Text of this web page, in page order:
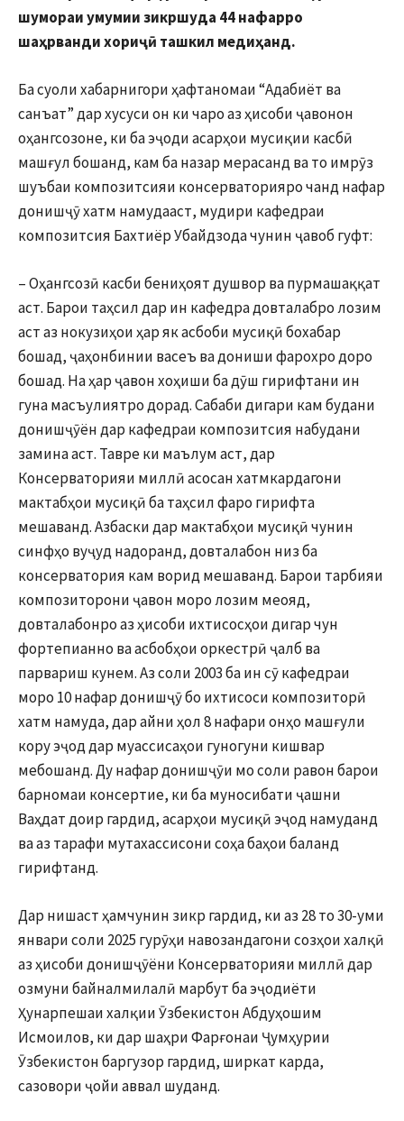
шумораи умумии зикршуда 44 нафарро
шаҳрванди хориҷӣ ташкил медиҳанд.
Ба суоли хабарнигори ҳафтаномаи “Адабиёт ва
санъат” дар хусуси он ки чаро аз ҳисоби ҷавонон
оҳангсозоне, ки ба эҷоди асарҳои мусиқии касбӣ
машғул бошанд, кам ба назар мерасанд ва то имрӯз
шуъбаи композитсияи консерваторияро чанд нафар
донишҷӯ хатм намудааст, мудири кафедраи
композитсия Бахтиёр Убайдзода чунин ҷавоб гуфт:
– Оҳангсозӣ касби бениҳоят душвор ва пурмашаққат
аст. Барои таҳсил дар ин кафедра довталабро лозим
аст аз нокузиҳои ҳар як асбоби мусиқӣ бохабар
бошад, ҷаҳонбинии васеъ ва дониши фарохро доро
бошад. На ҳар ҷавон хоҳиши ба дӯш гирифтани ин
гуна масъулиятро дорад. Сабаби дигари кам будани
донишҷӯён дар кафедраи композитсия набудани
замина аст. Тавре ки маълум аст, дар
Консерваторияи миллӣ асосан хатмкардагони
мактабҳои мусиқӣ ба таҳсил фаро гирифта
мешаванд. Азбаски дар мактабҳои мусиқӣ чунин
синфҳо вуҷуд надоранд, довталабон низ ба
консерватория кам ворид мешаванд. Барои тарбияи
композиторони ҷавон моро лозим меояд,
довталабонро аз ҳисоби ихтисосҳои дигар чун
фортепианно ва асбобҳои оркестрӣ ҷалб ва
парвариш кунем. Аз соли 2003 ба ин сӯ кафедраи
моро 10 нафар донишҷӯ бо ихтисоси композиторӣ
хатм намуда, дар айни ҳол 8 нафари онҳо машғули
кору эҷод дар муассисаҳои гуногуни кишвар
мебошанд. Ду нафар донишҷӯи мо соли равон барои
барномаи консертие, ки ба муносибати ҷашни
Ваҳдат доир гардид, асарҳои мусиқӣ эҷод намуданд
ва аз тарафи мутахассисони соҳа баҳои баланд
гирифтанд.
Дар нишаст ҳамчунин зикр гардид, ки аз 28 то 30-уми
январи соли 2025 гурӯҳи навозандагони созҳои халқӣ
аз ҳисоби донишҷӯёни Консерваторияи миллӣ дар
озмуни байналмилалӣ марбут ба эҷодиёти
Ҳунарпешаи халқии Ӯзбекистон Абдуҳошим
Исмоилов, ки дар шаҳри Фарғонаи Ҷумҳурии
Ӯзбекистон баргузор гардид, ширкат карда,
сазовори ҷойи аввал шуданд.